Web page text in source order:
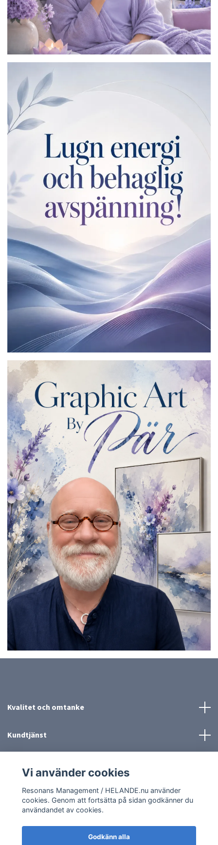
Kvalitet och omtanke
Kundtjänst
Sociala medier
Vi använder cookies
Resonans Management / HELANDE.nu använder
cookies. Genom att fortsätta på sidan godkänner du
användandet av cookies.
Godkänn alla